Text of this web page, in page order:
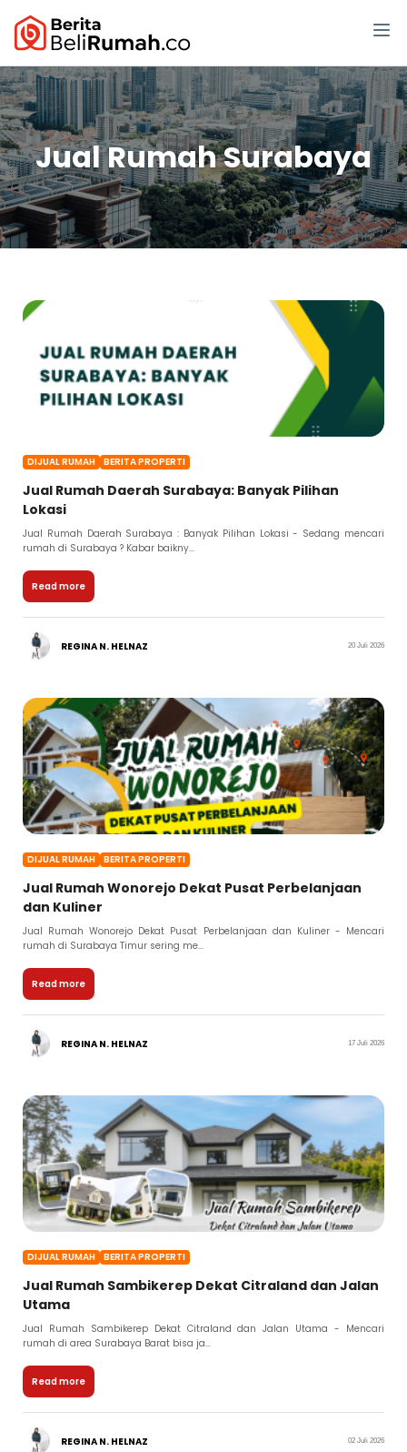
Jual Rumah Surabaya
DIJUAL RUMAH BERITA PROPERTI
Jual Rumah Daerah Surabaya: Banyak Pilihan
Lokasi
Jual Rumah Daerah Surabaya : Banyak Pilihan Lokasi - Sedang mencari
rumah di Surabaya ? Kabar baikny...
Read more
REGINA N. HELNAZ 20 Juli 2026
DIJUAL RUMAH BERITA PROPERTI
Jual Rumah Wonorejo Dekat Pusat Perbelanjaan
dan Kuliner
Jual Rumah Wonorejo Dekat Pusat Perbelanjaan dan Kuliner - Mencari
rumah di Surabaya Timur sering me...
Read more
REGINA N. HELNAZ 17 Juli 2026
DIJUAL RUMAH BERITA PROPERTI
Jual Rumah Sambikerep Dekat Citraland dan Jalan
Utama
Jual Rumah Sambikerep Dekat Citraland dan Jalan Utama - Mencari
rumah di area Surabaya Barat bisa ja...
Read more
REGINA N. HELNAZ 02 Juli 2026